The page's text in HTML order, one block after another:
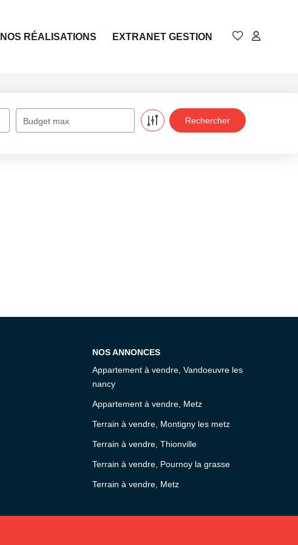
NOS RÉALISATIONS EXTRANET GESTION
Budget max
NOS ANNONCES
Appartement à vendre, Vandoeuvre les
nancy
Appartement à vendre, Metz
Terrain à vendre, Montigny les metz
Terrain à vendre, Thionville
Terrain à vendre, Pournoy la grasse
Terrain à vendre, Metz